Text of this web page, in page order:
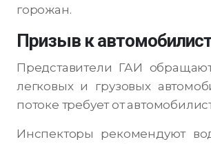
горожан.
Призыв к
Представители ГАИ
легковых и грузовых
потоке требует от
Инспекторы рекомендуют